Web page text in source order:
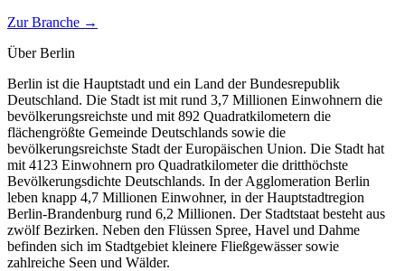
Zur Branche →
ÜberBerlin
Berlin ist die Hauptstadt und ein Land der Bundesrepublik
Deutschland. Die Stadt ist mit rund 3,7 Millionen Einwohnern die
bevölkerungsreichste und mit 892 Quadratkilometern die
flächengrößte Gemeinde Deutschlands sowie die
bevölkerungsreichste Stadt der Europäischen Union. Die Stadt hat
mit 4123 Einwohnern pro Quadratkilometer die dritthöchste
Bevölkerungsdichte Deutschlands. In der Agglomeration Berlin
leben knapp 4,7 Millionen Einwohner, in der Hauptstadtregion
Berlin-Brandenburg rund 6,2 Millionen. Der Stadtstaat besteht aus
zwölf Bezirken. Neben den Flüssen Spree, Havel und Dahme
befinden sich im Stadtgebiet kleinere Fließgewässer sowie
zahlreiche Seen und Wälder.